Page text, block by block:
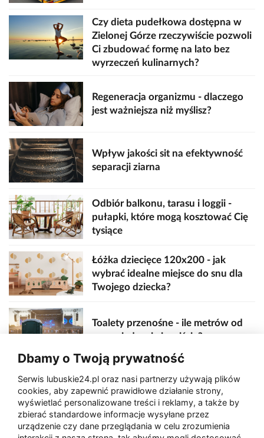
Czy dieta pudełkowa dostępna w
Zielonej Górze rzeczywiście pozwoli
Ci zbudować formę na lato bez
wyrzeczeń kulinarnych?
Regeneracja organizmu - dlaczego
jest ważniejsza niż myślisz?
Wpływ jakości sit na efektywność
separacji ziarna
Odbiór balkonu, tarasu i loggii -
pułapki, które mogą kosztować Cię
tysiące
Łóżka dziecięce 120x200 - jak
wybrać idealne miejsce do snu dla
Twojego dziecka?
Toalety przenośne - ile metrów od
sceny, jedzenia i wejścia?
Zaatakował seniora na "kwadracie"
Akcja po pożarze w Gorzowie.
Dbamy o Twoją prywatność
Serwis lubuskie24.pl oraz nasi partnerzy używają plików
cookies, aby zapewnić prawidłowe działanie strony,
wyświetlać personalizowane treści i reklamy, a także by
zbierać standardowe informacje wysyłane przez
urządzenie czy dane przeglądania w celu zrozumienia